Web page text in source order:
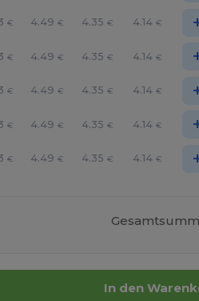
€ 4.49 € 4.35 € 4.14 €
€ 4.49 € 4.35 € 4.14 €
€ 4.49 € 4.35 € 4.14 €
€ 4.49 € 4.35 € 4.14 €
€ 4.49 € 4.35 € 4.14 €
In den